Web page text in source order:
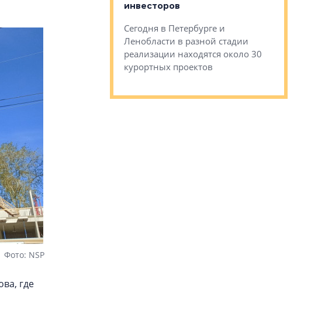
Фото: NSP
где
инвесторов
Сегодня в Петербурге и
Ленобласти в разной стадии
реализации находятся около 30
курортных проектов